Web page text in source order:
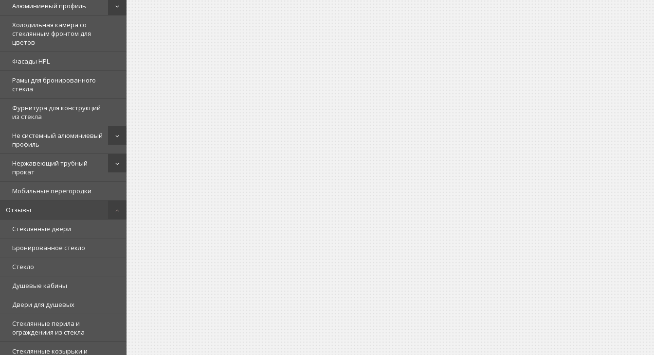
Алюминиевый профиль
Холодильная камера со
стеклянным фронтом для
цветов
Фасады HPL
Рамы для бронированного
стекла
Фурнитура для конструкций
из стекла
Не системный алюминиевый
профиль
Нержавеющий трубный
прокат
Мобильные перегородки
Отзывы
Стеклянные двери
Бронированное стекло
Стекло
Душевые кабины
Двери для душевых
Стеклянные перила и
ограждениия из стекла
Стеклянные козырьки и